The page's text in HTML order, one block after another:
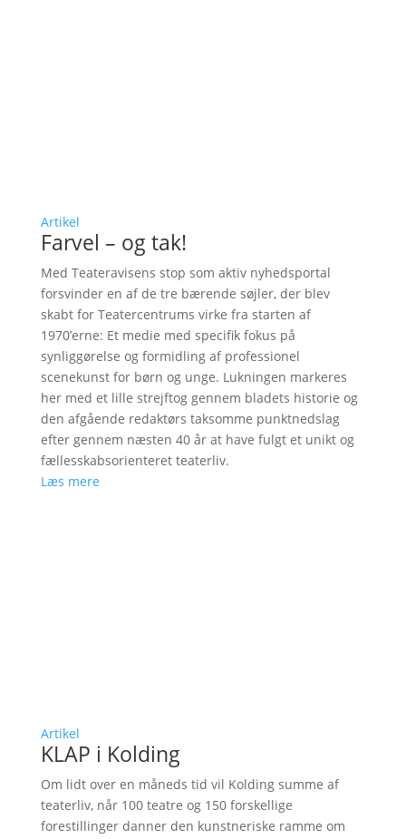
Artikel
Farvel – og tak!
Med Teateravisens stop som aktiv nyhedsportal
forsvinder en af de tre bærende søjler, der blev
skabt for Teatercentrums virke fra starten af
1970’erne: Et medie med specifik fokus på
synliggørelse og formidling af professionel
scenekunst for børn og unge. Lukningen markeres
her med et lille strejftog gennem bladets historie og
den afgående redaktørs taksomme punktnedslag
efter gennem næsten 40 år at have fulgt et unikt og
fællesskabsorienteret teaterliv.
Læs mere
Artikel
KLAP i Kolding
Om lidt over en måneds tid vil Kolding summe af
teaterliv, når 100 teatre og 150 forskellige
forestillinger danner den kunstneriske ramme om